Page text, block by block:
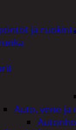
Auto, vene ja
ja